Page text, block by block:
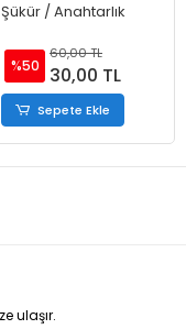
Şükür / Anahtarlık
%50
60,00 TL
30,00 TL
Sepete Ekle
ulaşır.